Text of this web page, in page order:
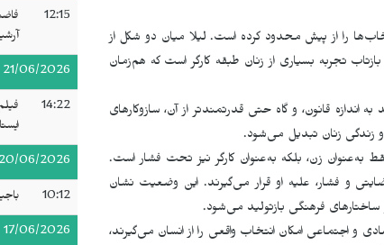
را از پیش محدود کرده است. لیلا میان دو شکل از
تجربه بسیاری از زنان طبقه کارگر است که هم‌زمان
قانون، و گاه حتی قدرتمندتر از آن، سازوکارهای
زندگی زنان تبدیل می‌شود.
به‌عنوان زن، بلکه به‌عنوان کارگر نیز تحت فشار است.
و فشار، علیه او قرار می‌گیرند. این وضعیت نشان
فرهنگی بازتولید می‌شود.
اجتماعی امکان انتخاب واقعی را از انسان می‌گیرند،
12:15
21/06/2026
14:22
20/06/2026
10:12
17/06/2026